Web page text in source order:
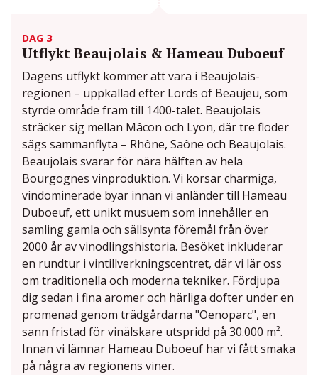
DAG 3
Utflykt Beaujolais & Hameau Duboeuf
Dagens utflykt kommer att vara i Beaujolais-
regionen – uppkallad efter Lords of Beaujeu, som
styrde område fram till 1400-talet. Beaujolais
sträcker sig mellan Mâcon och Lyon, där tre floder
sägs sammanflyta – Rhône, Saône och Beaujolais.
Beaujolais svarar för nära hälften av hela
Bourgognes vinproduktion. Vi korsar charmiga,
vindominerade byar innan vi anländer till Hameau
Duboeuf, ett unikt musuem som innehåller en
samling gamla och sällsynta föremål från över
2000 år av vinodlingshistoria. Besöket inkluderar
en rundtur i vintillverkningscentret, där vi lär oss
om traditionella och moderna tekniker. Fördjupa
dig sedan i fina aromer och härliga dofter under en
promenad genom trädgårdarna "Oenoparc", en
sann fristad för vinälskare utspridd på 30.000 m².
Innan vi lämnar Hameau Duboeuf har vi fått smaka
på några av regionens viner.